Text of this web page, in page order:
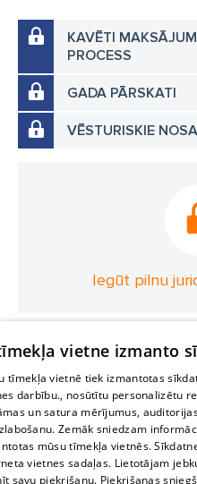
KAVĒTI
PROCESS
GADA PĀRSKATI
VĒSTURISKIE
Iegūt pilnu
vietne izmanto
tīmekļa vietnē tiek izmantotas
darbību., nosūtītu personalizētu
un satura mērījumus,
Zemāk sniedzam
mūsu tīmekļa vietnēs.
vietnes sadaļas. Lietotājam
savu piekrišanu. Piekrišanas